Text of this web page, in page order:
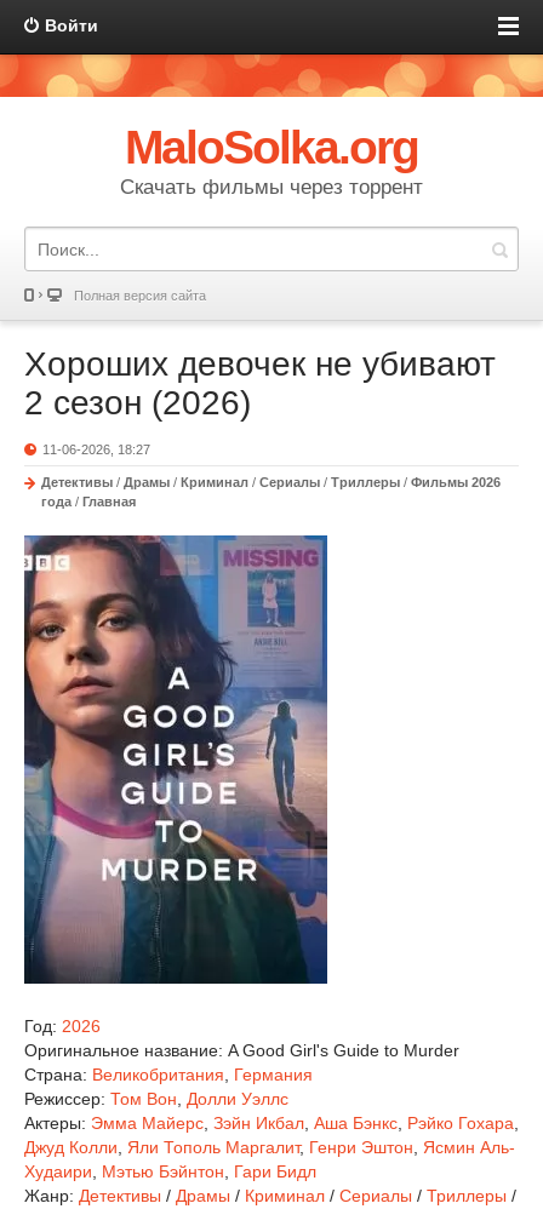
Войти
MaloSolka.org
Скачать фильмы через торрент
Полная версия сайта
Хороших девочек не убивают
2 сезон (2026)
11-06-2026, 18:27
Детективы / Драмы / Криминал / Сериалы / Триллеры / Фильмы 2026
года / Главная
Год: 2026
Оригинальное название: A Good Girl's Guide to Murder
Страна: Великобритания
Германия
Режиссер: Том Вон
Долли Уэллс
Актеры: Эмма Майерс Зэйн Икбал Аша Бэнкс Рэйко Гохара
Джуд Колли
Яли Тополь Маргалит, Генри Эштон
Ясмин Аль-
Худаири
Мэтью Бэйнтон
Гари Бидл
Жанр: Детективы / Драмы / Криминал / Сериалы / Триллеры /